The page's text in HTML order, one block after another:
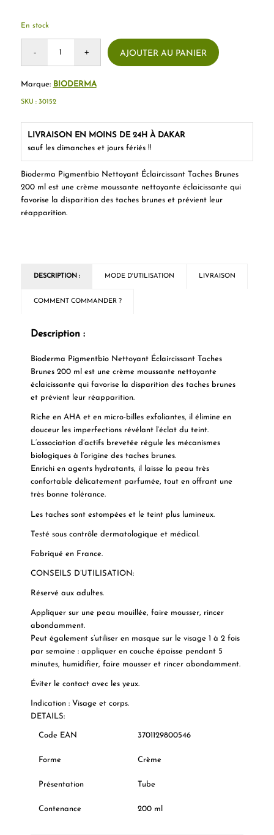
Bioderma Pigmentbio Nettoyant Éclaircissant Taches Brunes
200 ml est une crème moussante nettoyante éclaicissante qui
favorise la disparition des taches brunes et prévient leur
réapparition.
En stock
AJOUTER AU PANIER
Marque: BIODERMA
LIVRAISON EN MOINS DE 24H À DAKAR
sauf les dimanches et jours fériés !!
SKU : 30152
DESCRIPTION : MODE D'UTILISATION LIVRAISON
COMMENT COMMANDER ?
Description :
Bioderma Pigmentbio Nettoyant Éclaircissant Taches
Brunes 200 ml est une crème moussante nettoyante
éclaicissante qui favorise la disparition des taches brunes
et prévient leur réapparition.
Riche en AHA et en micro-billes exfoliantes, il élimine en
douceur les imperfections révélant l’éclat du teint.
L’association d’actifs brevetée régule les mécanismes
biologiques à l’origine des taches brunes.
Enrichi en agents hydratants, il laisse la peau très
confortable délicatement parfumée, tout en offrant une
très bonne tolérance.
Les taches sont estompées et le teint plus lumineux.
Testé sous contrôle dermatologique et médical.
Fabriqué en France.
CONSEILS D’UTILISATION:
Réservé aux adultes.
Appliquer sur une peau mouillée, faire mousser, rincer
abondamment.
Peut également s’utiliser en masque sur le visage 1 à 2 fois
par semaine : appliquer en couche épaisse pendant 5
minutes, humidifier, faire mousser et rincer abondamment.
Éviter le contact avec les yeux.
Indication: Visage et corps.
DETAILS:
Code EAN 3701129800546
Forme Crème
Présentation Tube
Contenance 200 ml